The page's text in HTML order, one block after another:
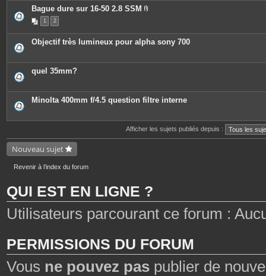
Bague dure sur 16-50 2.8 SSM
c
e
o
e
s
1 2
Objectif très lumineux pour alpha sony 700
quel 35mm?
Minolta 400mm f/4.5 question filtre interne
Afficher les sujets publiés depuis :
Nouveau sujet
Revenir à l’index du forum
QUI EST EN LIGNE ?
Utilisateurs parcourant ce forum :
PERMISSIONS DU FORUM
Vous ne pouvez pas publier de